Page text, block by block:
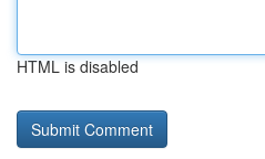
HTML is disabled